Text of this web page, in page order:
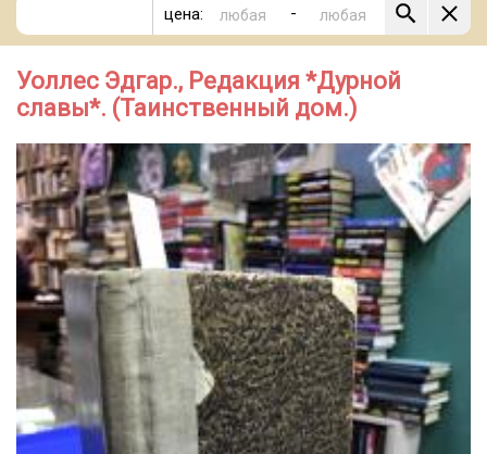
цена: -
Уоллес Эдгар., Редакция *Дурной
славы*. (Таинственный дом.)